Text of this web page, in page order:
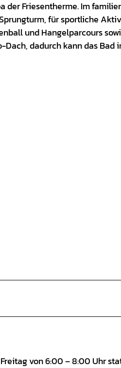
der Friesentherme. Im
für sportliche
und Hangelparcours
dadurch kann das Bad
von 6:00 – 8:00 Uhr